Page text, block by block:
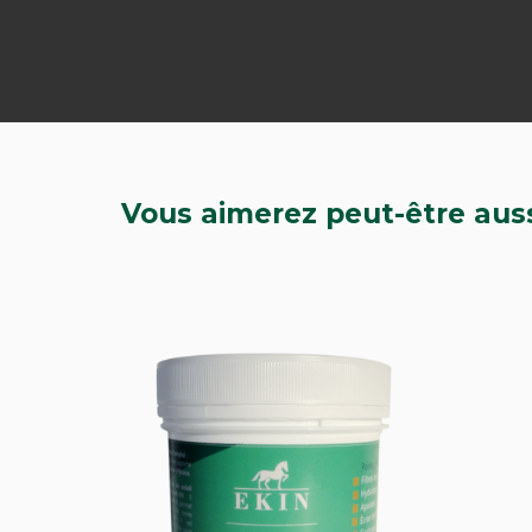
Vous aimerez peut-être